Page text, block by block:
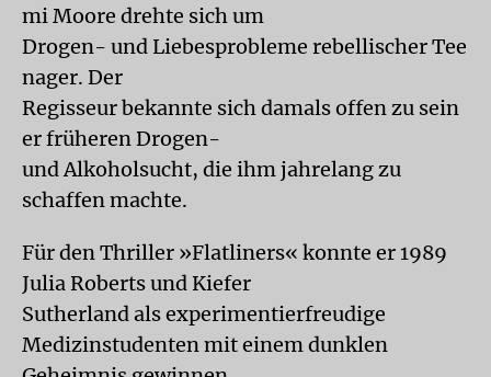
mi Moore drehte sich um
Drogen- und Liebesprobleme rebellischer Tee
nager. Der
Regisseur bekannte sich damals offen zu sein
er früheren Drogen-
und Alkoholsucht, die ihm jahrelang zu
schaffen machte.
Für den Thriller »Flatliners« konnte er 1989
Julia Roberts und Kiefer
Sutherland als experimentierfreudige
Medizinstudenten mit einem dunklen